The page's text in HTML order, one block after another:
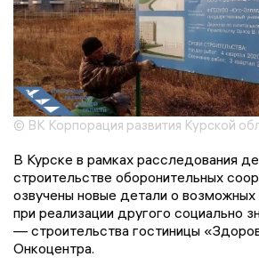
© ВК Корпорация развития Курской
В Курске в рамках расследования
строительстве оборонительных
озвучены новые детали о возможных
при реализации другого социально
— строительства гостиницы
Онкоцентра.